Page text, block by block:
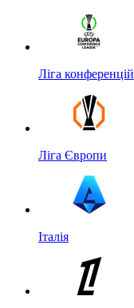
Ліга конференцій
Ліга Європи
Італія